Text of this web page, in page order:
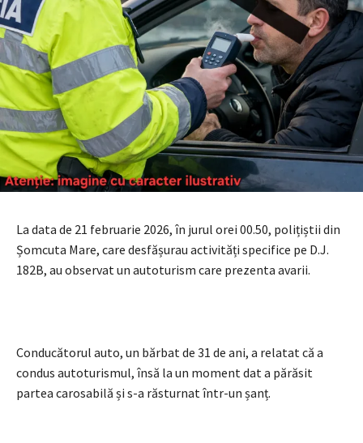
La data de 21 februarie 2026, în jurul orei 00.50, polițiștii din
Șomcuta Mare, care desfășurau activități specifice pe D.J.
182B, au observat un autoturism care prezenta avarii.
Conducătorul auto, un bărbat de 31 de ani, a relatat că a
condus autoturismul, însă la un moment dat a părăsit
partea carosabilă și s-a răsturnat într-un șanț.